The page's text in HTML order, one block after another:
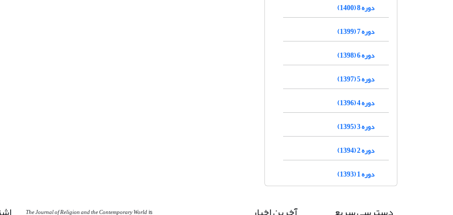
دوره 8 (1400)
دوره 7 (1399)
دوره 6 (1398)
دوره 5 (1397)
دوره 4 (1396)
دوره 3 (1395)
دوره 2 (1394)
دوره 1 (1393)
The Journal of Religion and the Contemporary World is